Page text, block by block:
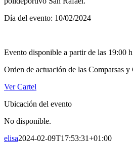
Día del evento: 10/02/2024
Evento disponible a partir de las 19:00
Orden de actuación de las Comparsas y
Ver Cartel
Ubicación del evento
No disponible.
elisa2024-02-09T17:53:31+01:00